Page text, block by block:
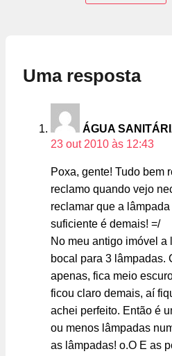
Uma resposta
ÁGUA
23 out 2010 às 12:43
Poxa, gente! Tudo bem
reclamo quando vejo
reclamar que a
suficiente é demais! =/
No meu antigo imóvel a
bocal para 3 lâmpadas.
apenas, fica meio
ficou claro demais, aí
achei perfeito. Então é
ou menos lâmpadas
as lâmpadas! o.O E as